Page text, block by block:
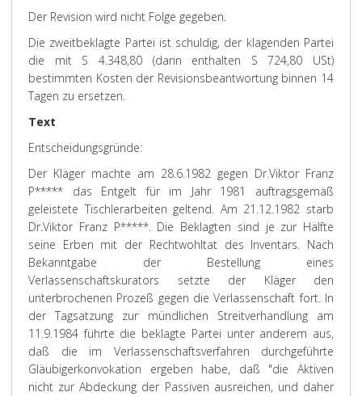
Der Revision wird nicht Folge gegeben.
Die zweitbeklagte Partei ist schuldig, der klagenden Partei
die mit S 4.348,80 (darin enthalten S 724,80 USt)
bestimmten Kosten der Revisionsbeantwortung binnen 14
Tagen zu ersetzen.
Text
Entscheidungsgründe:
Der Kläger machte am 28.6.1982 gegen Dr.Viktor Franz
P***** das Entgelt für im Jahr 1981 auftragsgemäß
geleistete Tischlerarbeiten geltend. Am 21.12.1982 starb
Dr.Viktor Franz P*****. Die Beklagten sind je zur Hälfte
seine Erben mit der Rechtwohltat des Inventars. Nach
Bekanntgabe der Bestellung eines
Verlassenschaftskurators setzte der Kläger den
unterbrochenen Prozeß gegen die Verlassenschaft fort. In
der Tagsatzung zur mündlichen Streitverhandlung am
11.9.1984 führte die beklagte Partei unter anderem aus,
daß die im Verlassenschaftsverfahren durchgeführte
Gläubigerkonvokation ergeben habe, daß "die Aktiven
nicht zur Abdeckung der Passiven ausreichen, und daher